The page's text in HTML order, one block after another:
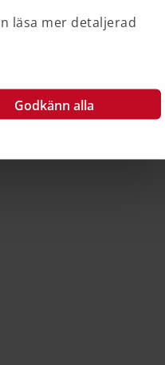
läsa mer detaljerad
Godkänn alla